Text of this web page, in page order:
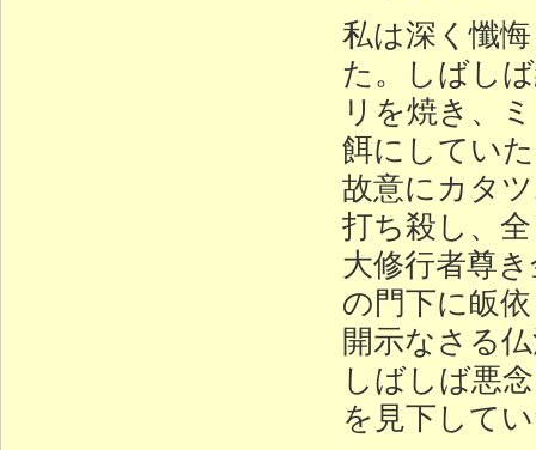
私は深く懺
た。しばし
リを焼き、
餌にしてい
故意にカタ
打ち殺し、
大修行者尊
の門下に皈
開示なさる
しばしば悪
を見下して